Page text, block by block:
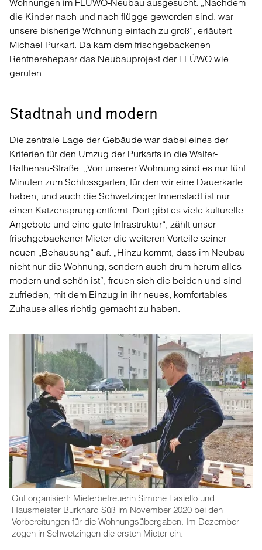
Wohnungen im FLÜWO-Neubau ausgesucht. „Nachdem
die Kinder nach und nach flügge geworden sind, war
unsere bisherige Wohnung einfach zu groß“, erläutert
Michael Purkart. Da kam dem frischgebackenen
Rentnerehepaar das Neubauprojekt der FLÜWO wie
gerufen.
Stadtnah und modern
Die zentrale Lage der Gebäude war dabei eines der
Kriterien für den Umzug der Purkarts in die Walter-
Rathenau-Straße: „Von unserer Wohnung sind es nur fünf
Minuten zum Schlossgarten, für den wir eine Dauerkarte
haben, und auch die Schwetzinger Innenstadt ist nur
einen Katzensprung entfernt. Dort gibt es viele kulturelle
Angebote und eine gute Infrastruktur“, zählt unser
frischgebackener Mieter die weiteren Vorteile seiner
neuen „Behausung“ auf. „Hinzu kommt, dass im Neubau
nicht nur die Wohnung, sondern auch drum herum alles
modern und schön ist“, freuen sich die beiden und sind
zufrieden, mit dem Einzug in ihr neues, komfortables
Zuhause alles richtig gemacht zu haben.
Gut organisiert: Mieterbetreuerin Simone Fasiello und
Hausmeister Burkhard Süß im November 2020 bei den
Vorbereitungen für die Wohnungsübergaben. Im Dezember
zogen in Schwetzingen die ersten Mieter ein.